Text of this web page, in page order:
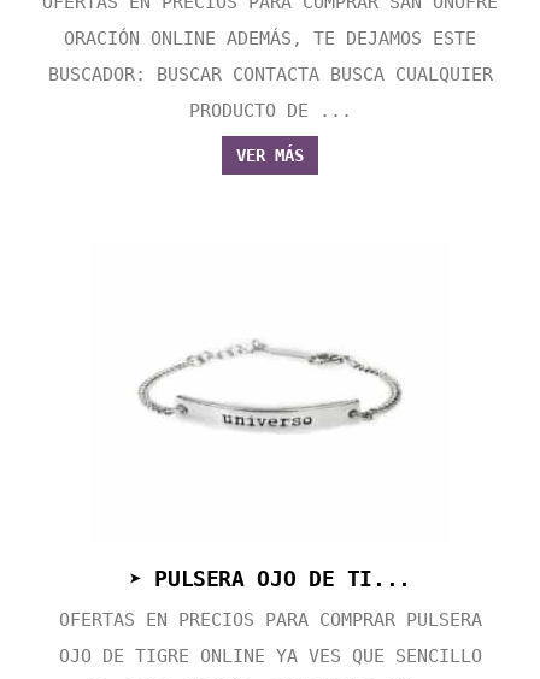
ORACIÓN ONLINE ADEMÁS, TE DEJAMOS ESTE
BUSCADOR: BUSCAR CONTACTA BUSCA CUALQUIER
PRODUCTO DE ...
VER MÁS
➤ PULSERA OJO DE TI...
OFERTAS EN PRECIOS PARA COMPRAR PULSERA
OJO DE TIGRE ONLINE YA VES QUE SENCILLO